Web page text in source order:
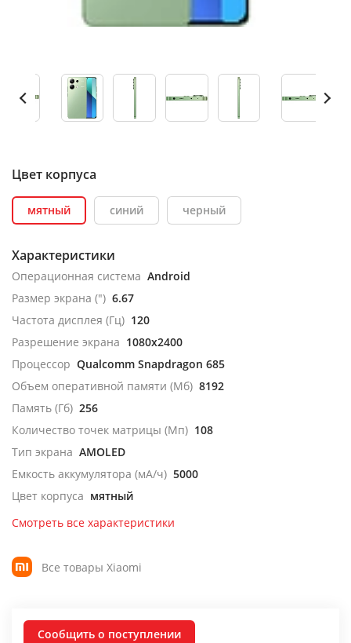
Цвет корпуса
мятный синий черный
Характеристики
Операционная система Android
Размер экрана (") 6.67
Частота дисплея (Гц) 120
Разрешение экрана 1080x2400
Процессор Qualcomm Snapdragon 685
Объем оперативной памяти (Мб) 8192
Память (Гб) 256
Количество точек матрицы (Мп) 108
Тип экрана AMOLED
Емкость аккумулятора (мА/ч) 5000
Цвет корпуса мятный
Смотреть все характеристики
Все товары Xiaomi
Сообщить о поступлении